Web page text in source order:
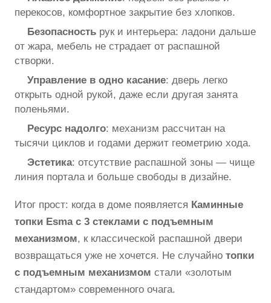
перекосов, комфортное закрытие без хлопков.
Безопасность рук и интерьера: ладони дальше
от жара, мебель не страдает от распашной
створки.
Управление в одно касание: дверь легко
открыть одной рукой, даже если другая занята
поленьями.
Ресурс надолго: механизм рассчитан на
тысячи циклов и годами держит геометрию хода.
Эстетика: отсутствие распашной зоны — чище
линия портала и больше свободы в дизайне.
Итог прост: когда в доме появляется Каминные
топки Esma с 3 стеклами с подъемным
механизмом, к классической распашной двери
возвращаться уже не хочется. Не случайно топки
с подъемным механизмом стали «золотым
стандартом» современного очага.